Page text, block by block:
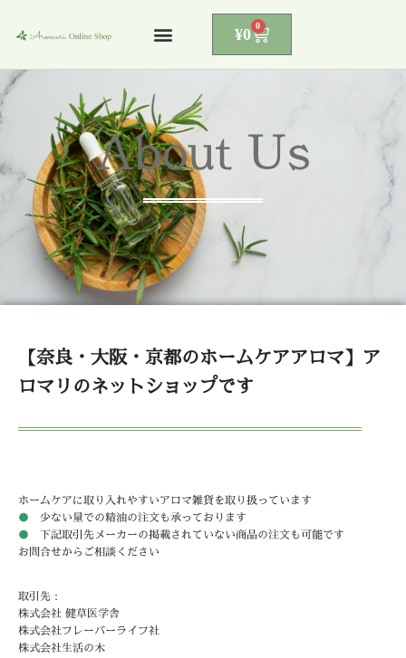
ン
ス
¥0 0
About Us
【奈良・大阪・京都のホームケアアロマ】ア
ロマリのネットショップです
ホームケアに取り入れやすいアロマ雑貨を取り扱っています
● 少ない量での精油の注文も承っております
● 下記取引先メーカーの掲載されていない商品の注文も可能です
お問合せからご相談ください
取引先：
株式会社 健草医学舎
株式会社フレーバーライフ社
株式会社生活の木